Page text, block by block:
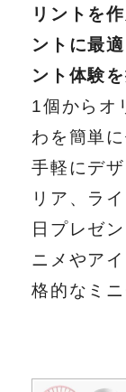
リントを
ントに最
ント体験
1個からオ
わを簡単
手軽にデ
リア、ラ
日プレゼ
ニメやア
格的なミ